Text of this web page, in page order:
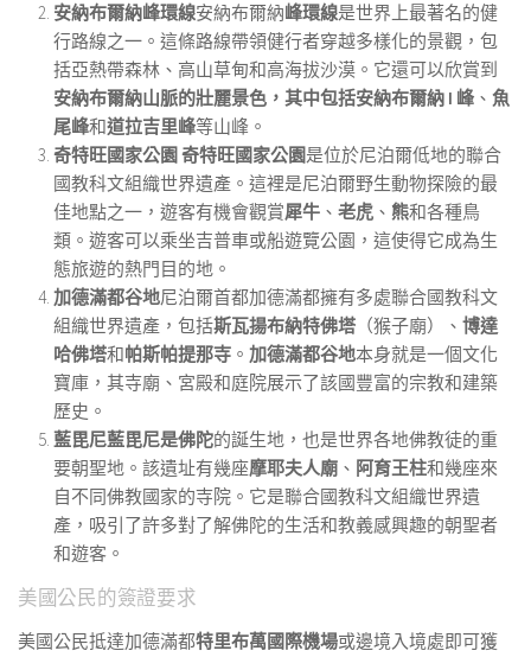
安納布爾納峰環線安納布爾納峰環線是世界上最著名的健
行路線之一。這條路線帶領健行者穿越多樣化的景觀，包
括亞熱帶森林、高山草甸和高海拔沙漠。它還可以欣賞到
安納布爾納山脈的壯麗景色，其中包括安納布爾納 I 峰 、 魚
尾峰和道拉吉里峰等山峰。
奇特旺國家公園 奇特旺國家公園是位於尼泊爾低地的聯合
國教科文組織世界遺產。這裡是尼泊爾野生動物探險的最
佳地點之一，遊客有機會觀賞犀牛 、 老虎 、 熊和各種鳥
類。遊客可以乘坐吉普車或船遊覽公園，這使得它成為生
態旅遊的熱門目的地。
加德滿都谷地尼泊爾首都加德滿都擁有多處聯合國教科文
組織世界遺產，包括斯瓦揚布納特佛塔 （猴子廟）、 博達
哈佛塔和帕斯帕提那寺 。 加德滿都谷地本身就是一個文化
寶庫，其寺廟、宮殿和庭院展示了該國豐富的宗教和建築
歷史。
藍毘尼藍毘尼是佛陀的誕生地，也是世界各地佛教徒的重
要朝聖地。該遺址有幾座摩耶夫人廟 、 阿育王柱和幾座來
自不同佛教國家的寺院。它是聯合國教科文組織世界遺
產，吸引了許多對了解佛陀的生活和教義感興趣的朝聖者
和遊客。
美國公民的簽證要求
美國公民抵達加德滿都特里布萬國際機場或邊境入境處即可獲